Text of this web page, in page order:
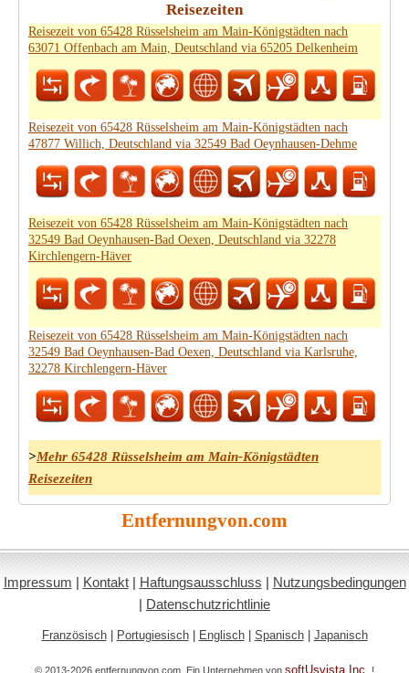
Reisezeiten
Reisezeit von 65428 Rüsselsheim am Main-Königstädten nach
63071 Offenbach am Main, Deutschland via 65205 Delkenheim
Reisezeit von 65428 Rüsselsheim am Main-Königstädten nach
47877 Willich, Deutschland via 32549 Bad Oeynhausen-Dehme
Reisezeit von 65428 Rüsselsheim am Main-Königstädten nach
32549 Bad Oeynhausen-Bad Oexen, Deutschland via 32278
Kirchlengern-Häver
Reisezeit von 65428 Rüsselsheim am Main-Königstädten nach
32549 Bad Oeynhausen-Bad Oexen, Deutschland via Karlsruhe,
32278 Kirchlengern-Häver
>Mehr 65428 Rüsselsheim am Main-Königstädten
Reisezeiten
Entfernungvon.com
Impressum | Kontakt| Haftungsausschluss | Nutzungsbedingungen
| Datenschutzrichtlinie
Französisch| Portugiesisch| Englisch| Spanisch| Japanisch
© 2013-2026 entfernungvon.com. Ein Unternehmen von softUsvista Inc. !